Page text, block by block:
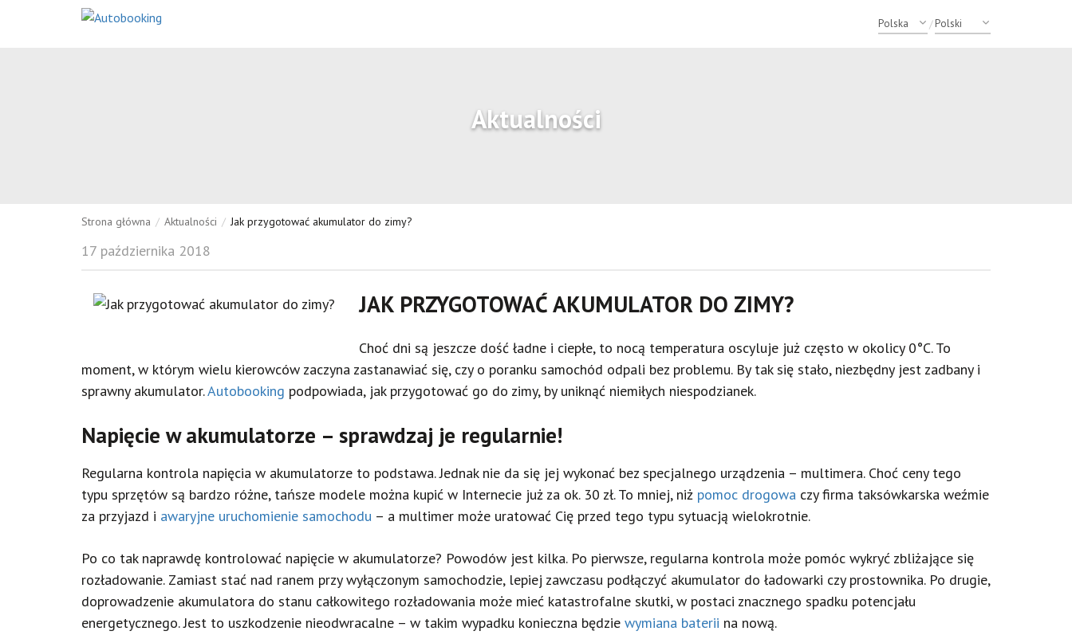
/
Aktualności
Strona główna / Aktualności / Jak przygotować akumulator do zimy?
17 października 2018
JAK PRZYGOTOWAĆ AKUMULATOR DO ZIMY?
Choć dni są jeszcze dość ładne i ciepłe, to nocą temperatura oscyluje już często w okolicy 0°C. To
moment, w którym wielu kierowców zaczyna zastanawiać się, czy o poranku samochód odpali bez problemu. By tak się stało, niezbędny jest zadbany i
sprawny akumulator.Autobooking podpowiada, jak przygotować go do zimy, by uniknąć niemiłych niespodzianek.
Napięcie w akumulatorze – sprawdzaj je regularnie!
Regularna kontrola napięcia w akumulatorze to podstawa. Jednak nie da się jej wykonać bez specjalnego urządzenia – multimera. Choć ceny tego
typu sprzętów są bardzo różne, tańsze modele można kupić w Internecie już za ok. 30 zł. To mniej, niż pomoc drogowa czy firma taksówkarska weźmie
za przyjazd i awaryjne uruchomienie samochodu – a multimer może uratować Cię przed tego typu sytuacją wielokrotnie.
Po co tak naprawdę kontrolować napięcie w akumulatorze? Powodów jest kilka. Po pierwsze, regularna kontrola może pomóc wykryć zbliżające się
rozładowanie. Zamiast stać nad ranem przy wyłączonym samochodzie, lepiej zawczasu podłączyć akumulator do ładowarki czy prostownika. Po drugie,
doprowadzenie akumulatora do stanu całkowitego rozładowania może mieć katastrofalne skutki, w postaci znacznego spadku potencjału
energetycznego. Jest to uszkodzenie nieodwracalne – w takim wypadku konieczna będzie wymiana baterii na nową.